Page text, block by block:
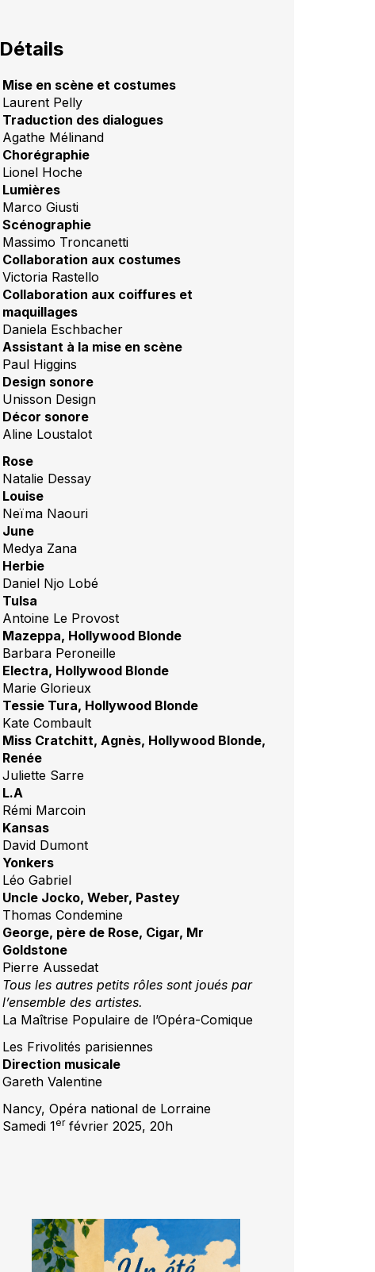
Détails
Mise en scène et costumes
Laurent Pelly
Traduction des dialogues
Agathe Mélinand
Chorégraphie
Lionel Hoche
Lumières
Marco Giusti
Scénographie
Massimo Troncanetti
Collaboration aux costumes
Victoria Rastello
Collaboration aux coiffures et
maquillages
Daniela Eschbacher
Assistant à la mise en scène
Paul Higgins
Design sonore
Unisson Design
Décor sonore
Aline Loustalot
Rose
Natalie Dessay
Louise
Neïma Naouri
June
Medya Zana
Herbie
Daniel Njo Lobé
Tulsa
Antoine Le Provost
Mazeppa, Hollywood Blonde
Barbara Peroneille
Electra, Hollywood Blonde
Marie Glorieux
Tessie Tura, Hollywood Blonde
Kate Combault
Miss Cratchitt, Agnès, Hollywood Blonde,
Renée
Juliette Sarre
L.A
Rémi Marcoin
Kansas
David Dumont
Yonkers
Léo Gabriel
Uncle Jocko, Weber, Pastey
Thomas Condemine
George, père de Rose, Cigar, Mr
Goldstone
Pierre Aussedat
Tous les autres petits rôles sont joués par
l’ensemble des artistes.
La Maîtrise Populaire de l’Opéra-Comique
Les Frivolités parisiennes
Direction musicale
Gareth Valentine
Nancy, Opéra national de Lorraine
Samedi 1erfévrier 2025, 20h